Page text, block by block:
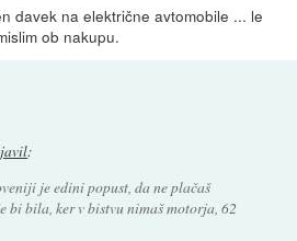
davek na električne avtomobile ... le
ob nakupu.
:
je edini popust, da ne plačaš
bi bila, ker v bistvu nimaš motorja, 62